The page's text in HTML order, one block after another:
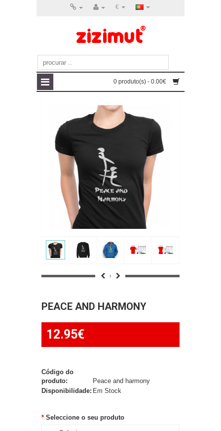
€
0 produto(s) - 0.00€
PEACE AND HARMONY
12.95€
Código do
produto:
Peace and harmony
Disponibilidade:Em Stock
Seleccione o seu produto